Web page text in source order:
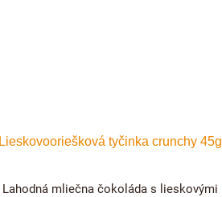
Lieskovooriešková tyčinka crunchy 45g
Lahodná mliečna čokoláda s lieskovými